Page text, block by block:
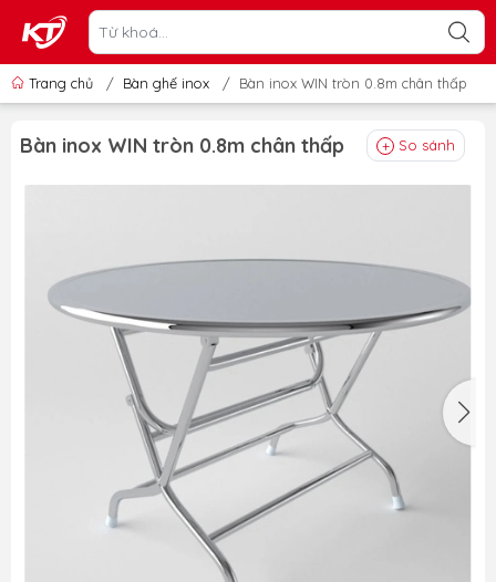
Trang chủ / Bàn ghế inox / Bàn inox WIN tròn 0.8m chân thấp
Bàn inox WIN tròn 0.8m chân thấp So sánh